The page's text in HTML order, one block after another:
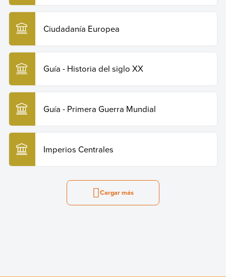
Ciudadanía Europea
Guía - Historia del siglo XX
Guía - Primera Guerra Mundial
Imperios Centrales
Cargar más